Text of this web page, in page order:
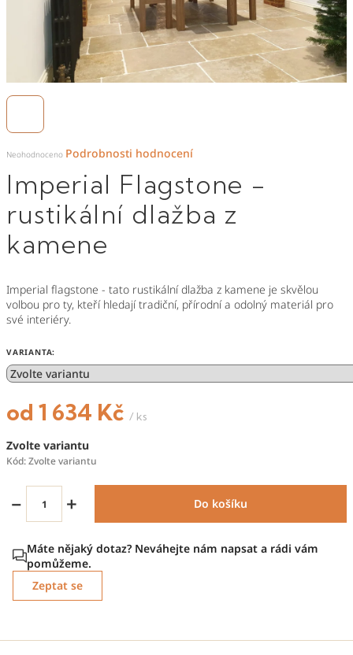
Imperial Flagstone -
rustikální dlažba z
kamene
Průměrné
hodnocení
je
0,0
5
hvězdiček.
Neohodnoceno Podrobnosti hodnocení
Imperial flagstone - tato rustikální dlažba z kamene je skvělou
volbou pro ty, kteří hledají tradiční, přírodní a odolný materiál pro
své interiéry.
VARIANTA:
od 1 634 Kč / ks
cena:
Zvolte variantu
Kód:Zvolte variantu
+
− Do košíku
Zeptat se